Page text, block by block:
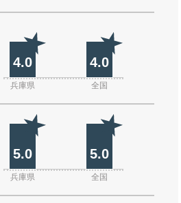
4.0 4.0
兵庫県 全国
5.0 5.0
兵庫県 全国